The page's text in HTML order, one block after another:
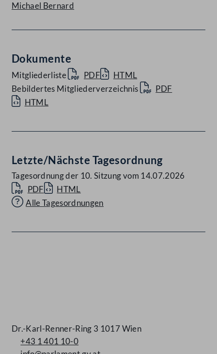
Michael Bernard
Dokumente
Mitgliederliste PDF
HTML
Bebildertes Mitgliederverzeichnis
PDF
HTML
Letzte/Nächste Tagesordnung
Tagesordnung der 10. Sitzung vom 14.07.2026
PDF
HTML
Alle Tagesordnungen
Dr.-Karl-Renner-Ring 3 1017 Wien
+43 1 401 10-0